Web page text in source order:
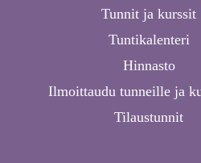
Tunnit ja kurssit
Tuntikalenteri
Hinnasto
Ilmoittaudu tunneille ja
Tilaustunnit